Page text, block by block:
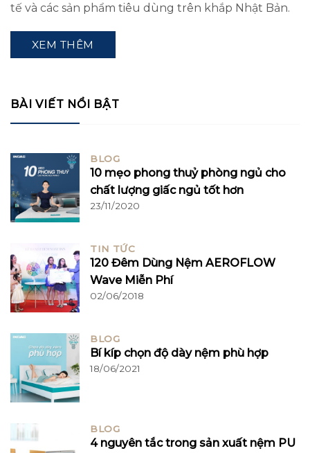
tế và các sản phẩm tiêu dùng trên khắp Nhật Bản.
XEM THÊM
BÀI VIẾT NỔI BẬT
BLOG
10 mẹo phong thuỷ phòng ngủ cho
chất lượng giấc ngủ tốt hơn
23/11/2020
TIN TỨC
120 Đêm Dùng Nệm AEROFLOW
Wave Miễn Phí
02/06/2018
BLOG
Bí kíp chọn độ dày nệm phù hợp
18/06/2021
BLOG
4 nguyên tắc trong sản xuất nệm PU